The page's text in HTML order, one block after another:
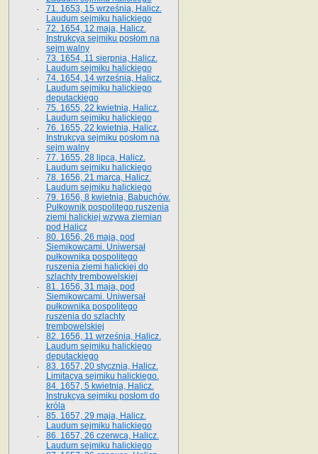
71. 1653, 15 września, Halicz.
Laudum sejmiku halickiego
72. 1654, 12 maja, Halicz.
Instrukcya sejmiku posłom na
sejm walny
73. 1654, 11 sierpnia, Halicz.
Laudum sejmiku halickiego
74. 1654, 14 września, Halicz.
Laudum sejmiku halickiego
deputackiego
75. 1655, 22 kwietnia, Halicz.
Laudum sejmiku halickiego
76. 1655, 22 kwietnia, Halicz.
Instrukcya sejmiku posłom na
sejm walny
77. 1655, 28 lipca, Halicz.
Laudum sejmiku halickiego
78. 1656, 21 marca, Halicz.
Laudum sejmiku halickiego
79. 1656, 8 kwietnia, Babuchów.
Pułkownik pospolitego ruszenia
ziemi halickiej wzywa ziemian
pod Halicz
80. 1656, 26 maja, pod
Siemikowcami. Uniwersał
pułkownika pospolitego
ruszenia ziemi halickiej do
szlachty trembowelskiej
81. 1656, 31 maja, pod
Siemikowcami. Uniwersał
pułkownika pospolitego
ruszenia do szlachty
trembowelskiej
82. 1656, 11 września, Halicz.
Laudum sejmiku halickiego
deputackiego
83. 1657, 20 stycznia, Halicz.
Limitacya sejmiku halickiego.
84. 1657, 5 kwietnia, Halicz.
Instrukcya sejmiku posłom do
króla
85. 1657, 29 maja, Halicz.
Laudum sejmiku halickiego
86. 1657, 26 czerwca, Halicz.
Laudum sejmiku halickiego